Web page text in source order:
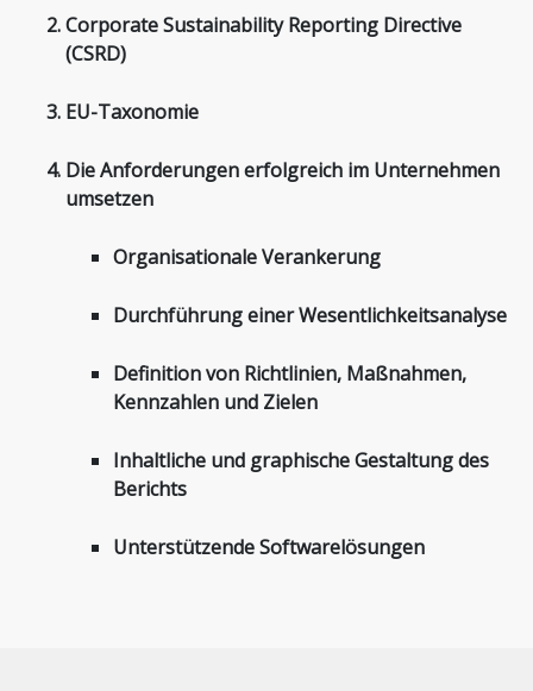
Corporate Sustainability Reporting Directive
(CSRD)
EU-Taxonomie
Die Anforderungen erfolgreich im Unternehmen
umsetzen
Organisationale Verankerung
Durchführung einer Wesentlichkeitsanalyse
Definition von Richtlinien, Maßnahmen,
Kennzahlen und Zielen
Inhaltliche und graphische Gestaltung des
Berichts
Unterstützende Softwarelösungen